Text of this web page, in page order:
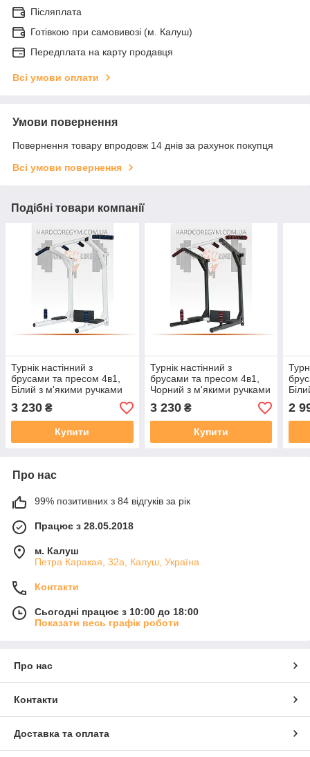
Післяплата
Готівкою при самовивозі (м. Калуш)
Передплата на карту продавця
Всі умови оплати
Умови повернення
Повернення товару впродовж 14 днів за рахунок покупця
Всі умови повернення
Подібні товари компанії
Турнік настінний з
брусами та пресом 4в1,
Білий з м'якими ручками
3 230 ₴
Купити
Турнік настінний з
брусами та пресом 4в1,
Чорний з м'якими ручками
3 230₴
Купити
2
Про нас
99% позитивних з 84 відгуків за рік
Працює з 28.05.2018
м. Калуш
Петра Каракая, 32а, Калуш, Україна
Контакти
Сьогодні працює з 10:00 до 18:00
Показати весь графік роботи
Про нас
Контакти
Доставка та оплата